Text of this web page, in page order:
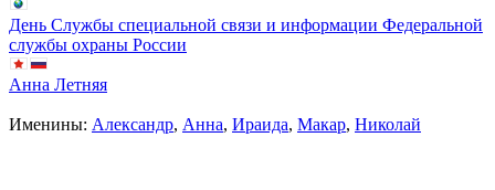
День Службы специальной связи и информации Федеральной
службы охраны России
Анна Летняя
Именины: Александр, Анна, Ираида, Макар, Николай